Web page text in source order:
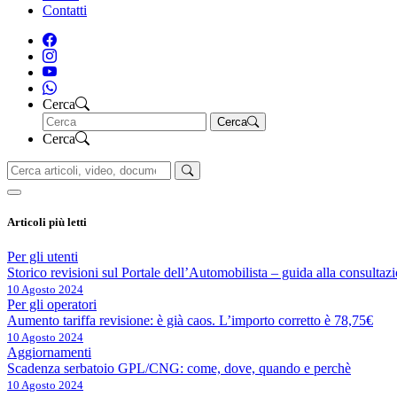
Contatti
Cerca
Cerca
Cerca
Articoli più letti
Per gli utenti
Storico revisioni sul Portale dell’Automobilista – guida alla
10 Agosto 2024
Per gli operatori
Aumento tariffa revisione: è già caos. L’importo corretto è 78,75€
10 Agosto 2024
Aggiornamenti
Scadenza serbatoio GPL/CNG: come, dove, quando e perchè
10 Agosto 2024